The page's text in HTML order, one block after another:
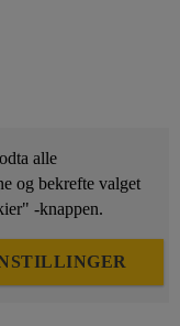
alle
og bekrefte valget
-knappen.